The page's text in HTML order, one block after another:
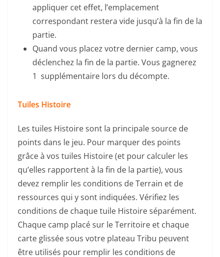
appliquer cet effet, l’emplacement
correspondant restera vide jusqu’à la fin de la
partie.
Quand vous placez votre dernier camp, vous
déclenchez la fin de la partie. Vous gagnerez
1 supplémentaire lors du décompte.
Tuiles Histoire
Les tuiles Histoire sont la principale source de
points dans le jeu. Pour marquer des points
grâce à vos tuiles Histoire (et pour calculer les
qu’elles rapportent à la fin de la partie), vous
devez remplir les conditions de Terrain et de
ressources qui y sont indiquées. Vérifiez les
conditions de chaque tuile Histoire séparément.
Chaque camp placé sur le Territoire et chaque
carte glissée sous votre plateau Tribu peuvent
être utilisés pour remplir les conditions de